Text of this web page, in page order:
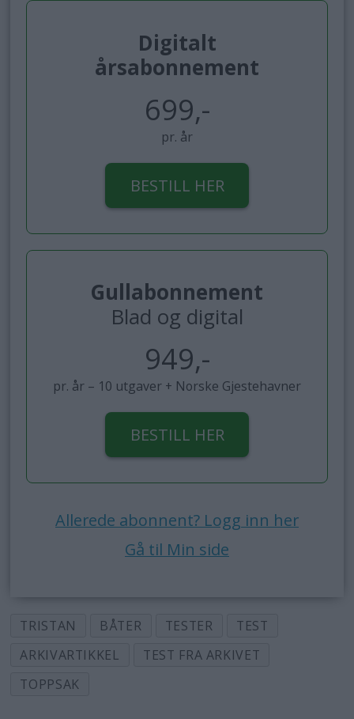
Digitalt
årsabonnement
699,-
pr. år
BESTILL HER
Gullabonnement
Blad og digital
949,-
pr. år – 10 utgaver + Norske Gjestehavner
BESTILL HER
Allerede abonnent? Logg inn her
Gå til Min side
TRISTAN BÅTER TESTER
TEST
ARKIVARTIKKEL
TEST FRA ARKIVET
TOPPSAK